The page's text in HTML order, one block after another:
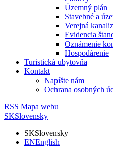
Územný plán
Stavebné a
Verejná
Evidencia
Oznámenie
Hospodárenie
Turistická ubytovňa
Kontakt
Napíšte nám
Ochrana osobných
RSS Mapa webu
SKSlovensky
SKSlovensky
ENEnglish